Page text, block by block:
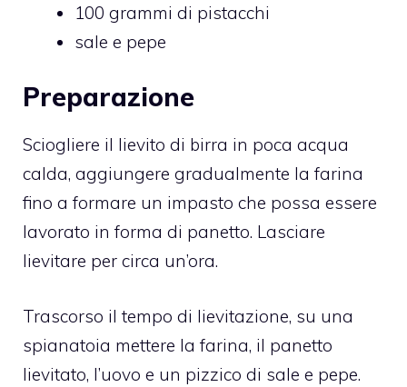
100 grammi di pistacchi
sale e pepe
Preparazione
Sciogliere il lievito di birra in poca acqua
calda, aggiungere gradualmente la farina
fino a formare un impasto che possa essere
lavorato in forma di panetto. Lasciare
lievitare per circa un’ora.
Trascorso il tempo di lievitazione, su una
spianatoia mettere la farina, il panetto
lievitato, l’uovo e un pizzico di sale e pepe.